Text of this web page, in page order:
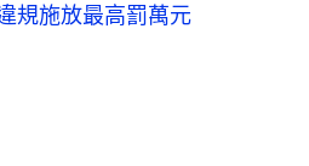
01‌ ‌Video‌ ‌OTT